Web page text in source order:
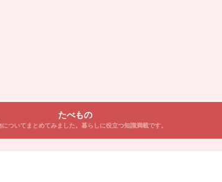
たべもの
についてまとめてみました。暮らしに役立つ知識満載です。